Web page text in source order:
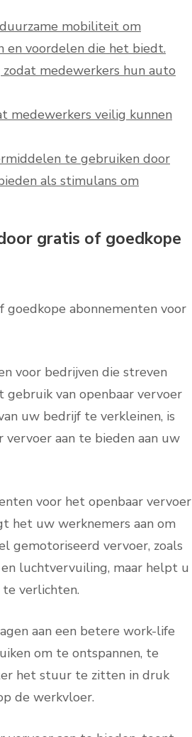
mobiliteit om
en voordelen die het biedt.
medewerkers hun auto
medewerkers veilig kunnen
te gebruiken door
als stimulans om
gratis of goedkope
abonnementen voor
voor bedrijven die streven
gebruik van openbaar vervoer
uw bedrijf te verkleinen, is
aan te bieden aan uw
voor het openbaar vervoer
het uw werknemers aan om
gemotoriseerd vervoer, zoals
luchtvervuiling, maar helpt u
verlichten.
aan een betere work-life
om te ontspannen, te
het stuur te zitten in druk
de werkvloer.